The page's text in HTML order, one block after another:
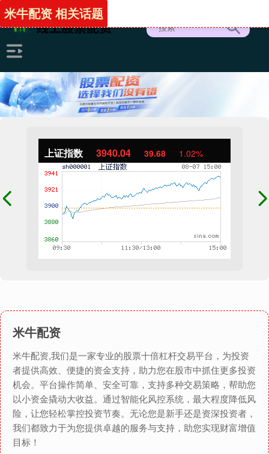
上证指数 3940.04 39.68 1.02%
米牛配资
米牛配资,我们是一家专业的股票十倍杠杆交易平台，为投资
者提供高效、便捷的资金支持，助力您在股市中抓住更多投资
机会。平台操作简单、安全可靠，支持多种交易策略，帮助您
以小资金撬动大收益。通过智能化风控系统，最大程度降低风
险，让您轻松掌控投资节奏。无论您是新手还是资深投资者，
我们都致力于为您提供卓越的服务与支持，助您实现财富增值
目标！
米牛配资 相关话题